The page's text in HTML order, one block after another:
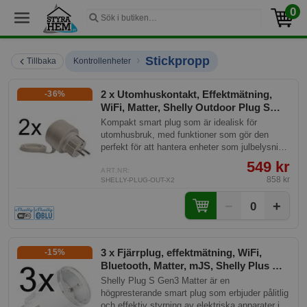
0
Tillbaka Kontrollenheter › Stickpropp
2 x Utomhuskontakt, Effektmätning,
WiFi, Matter, Shelly Outdoor Plug S
Gen3
-36%
Kompakt smart plug som är idealisk för
utomhusbruk, med funktioner som gör den
perfekt för att hantera enheter som julbelysning
och uteplatsvärmare. Utrustad med ett 12A relä
och inbyggd energimonitorering, möjliggör den
spårning av energiförbrukning och automatisk
avstängning av standby-ström.
ART.NR:
SHELLY-PLUG-OUT-X2
549 kr
858 kr
0 +
3 x Fjärrplug, effektmätning, WiFi,
Bluetooth, Matter, mJS, Shelly Plus G3
Plug S
-15%
Shelly Plug S Gen3 Matter är en
högpresterande smart plug som erbjuder pålitlig